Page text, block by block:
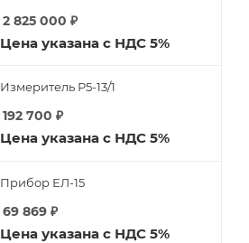
2 825 000 ₽
Цена указана с НДС 5%
Измеритель Р5-13/1
192 700 ₽
Цена указана с НДС 5%
Прибор ЕЛ-15
69 869 ₽
Цена указана с НДС 5%